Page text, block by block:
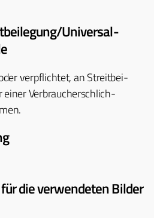
Universal­
verpflichtet, an Stre­it­bei­
ein­er Ver­brauch­er­schlich­
die verwendeten Bilder